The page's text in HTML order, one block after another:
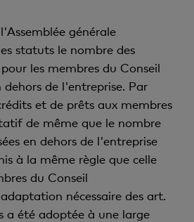
générale
statuts le nombre des
les membres du Conseil
de l'entreprise. Par
et de prêts aux membres
de même que le nombre
en dehors de l'entreprise
à la même règle que celle
du Conseil
nécessaire des art.
a été adoptée à une large